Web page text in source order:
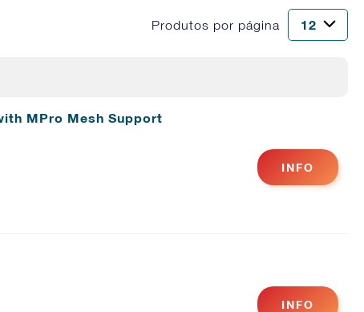
Produtos por página
MPro Mesh Support
INFO
INFO